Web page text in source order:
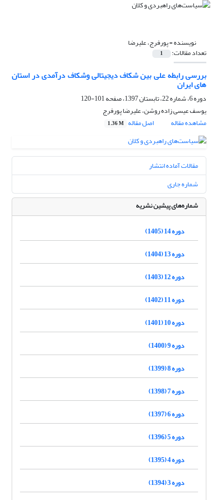
نویسنده =پورفرج، علیرضا
تعداد مقالات: 1
بررسی رابطه علی بین شکاف دیجیتالی وشکاف درآمدی در استان
های ایران
دوره 6، شماره 22، تابستان 1397، صفحه
101-120
یوسف عیسی زاده روشن، علیرضا پورفرج
مشاهده مقاله
اصل مقاله 1.36 M
مقالات آماده انتشار
شماره جاری
شماره‌های پیشین نشریه
دوره 14 (1405)
دوره 13 (1404)
دوره 12 (1403)
دوره 11 (1402)
دوره 10 (1401)
دوره 9 (1400)
دوره 8 (1399)
دوره 7 (1398)
دوره 6 (1397)
دوره 5 (1396)
دوره 4 (1395)
دوره 3 (1394)